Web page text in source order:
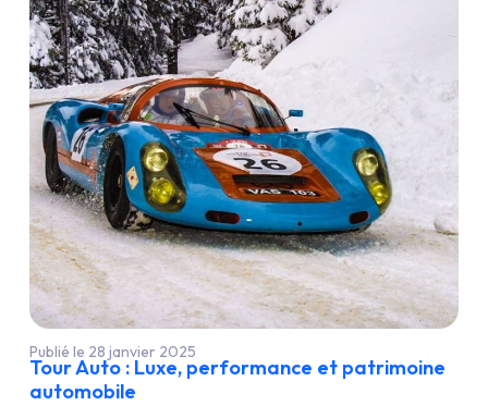
Publié le 28 janvier 2025
Tour Auto : Luxe, performance et patrimoine
automobile